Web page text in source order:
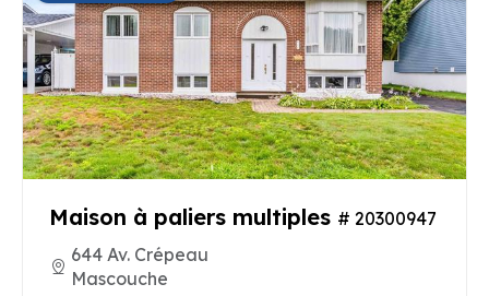
Maison à paliers multiples # 20300947
644 Av. Crépeau
Mascouche